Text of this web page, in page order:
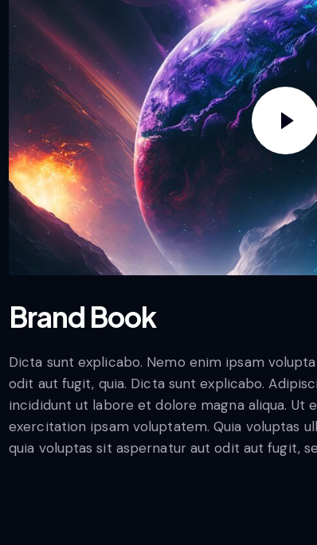
Brand Book
Dicta sunt explicabo. Nemo enim ipsam
odit aut fugit, quia. Dicta sunt explicabo.
incididunt ut labore et dolore magna aliqua. Ut
exercitation ipsam voluptatem. Quia voluptas
quia voluptas sit aspernatur aut odit aut fugit,